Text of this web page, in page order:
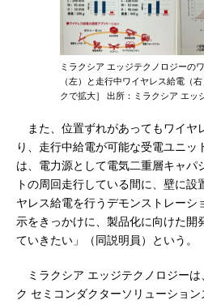
ミラクシア エッジテクノロジーの
（左）と走行中ワイヤレス給電（
クで拡大］ 出所：ミラクシア エッ
また、位置ずれがあってもワイヤ
り、走行中給電が可能な受電ユニッ
は、電力源として電気二重層キャパ
トの周回走行している間に、壁に設
ヤレス給電を行うデモンストレーシ
示をきっかけに、製品化に向けた開
ていきたい」（同説明員）という。
ミラクシア エッジテクノロジーは
ク セミコンダクターソリューショ